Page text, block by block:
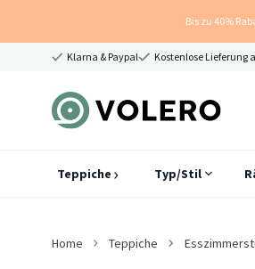
Bis zu 40%
Klarna & Paypal Kostenlose Lieferung
Teppiche Typ/Stil
Home Teppiche